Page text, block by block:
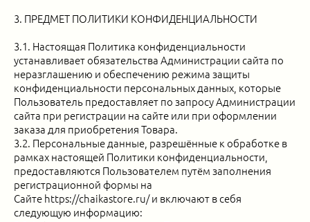
3. ПРЕДМЕТ ПОЛИТИКИ КОНФИДЕНЦИАЛЬНОСТИ
3.1. Настоящая Политика конфиденциальности
устанавливает обязательства Администрации сайта по
неразглашению и обеспечению режима защиты
конфиденциальности персональных данных, которые
Пользователь предоставляет по запросу Администрации
сайта при регистрации на сайте или при оформлении
заказа для приобретения Товара.
3.2. Персональные данные, разрешённые к обработке в
рамках настоящей Политики конфиденциальности,
предоставляются Пользователем путём заполнения
регистрационной формы на
Сайте https://chaikastore.ru/ и включают в себя
следующую информацию: